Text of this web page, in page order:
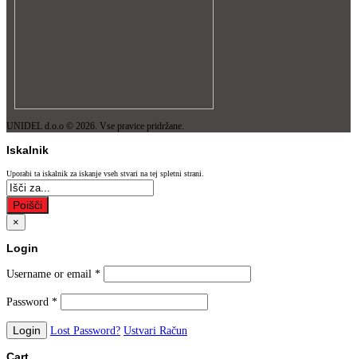
UNIDEL d.o.o © 2026. Vse pravice pridržane.
Iskalnik
Uporabi ta iskalnik za iskanje vseh stvari na tej spletni strani.
Poišči
×
Login
Username or email *
Password *
Lost Password? Ustvari Račun